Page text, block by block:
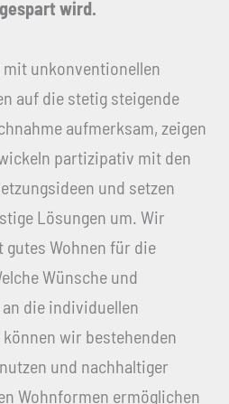
wird.
unkonventionellen
auf die stetig steigende
aufmerksam, zeigen
partizipativ mit den
und setzen
Lösungen um. Wir
gutes Wohnen für die
Wünsche und
die individuellen
wir bestehenden
und nachhaltiger
Wohnformen ermöglichen